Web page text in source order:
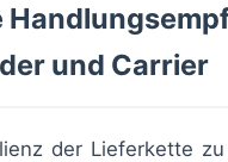
und Carrier
der Lieferkette